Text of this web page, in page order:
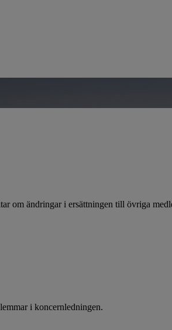
om ändringar i ersättningen till övriga
i koncernledningen.